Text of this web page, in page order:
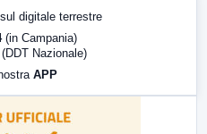
digitale terrestre
(in Campania)
(DDT Nazionale)
APP